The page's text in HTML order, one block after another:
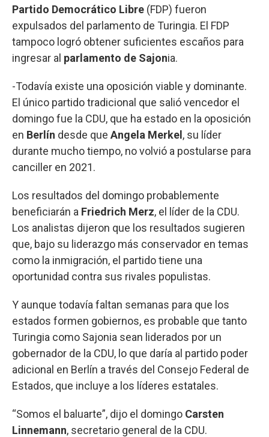
Partido Democrático Libre (FDP) fueron
expulsados del parlamento de Turingia. El FDP
tampoco logró obtener suficientes escaños para
ingresar al parlamento de Sajonia.
-Todavía existe una oposición viable y dominante.
El único partido tradicional que salió vencedor el
domingo fue la CDU, que ha estado en la oposición
en Berlín desde que Angela Merkel , su líder
durante mucho tiempo, no volvió a postularse para
canciller en 2021.
Los resultados del domingo probablemente
beneficiarán a Friedrich Merz, el líder de la CDU.
Los analistas dijeron que los resultados sugieren
que, bajo su liderazgo más conservador en temas
como la inmigración, el partido tiene una
oportunidad contra sus rivales populistas.
Y aunque todavía faltan semanas para que los
estados formen gobiernos, es probable que tanto
Turingia como Sajonia sean liderados por un
gobernador de la CDU, lo que daría al partido poder
adicional en Berlín a través del Consejo Federal de
Estados, que incluye a los líderes estatales.
“Somos el baluarte”, dijo el domingo Carsten
Linnemann, secretario general de la CDU.